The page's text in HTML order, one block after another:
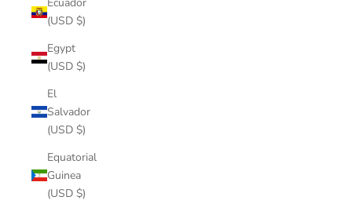
(USD $)
Egypt
(USD $)
El
Salvador
(USD $)
Equatorial
Guinea
(USD $)